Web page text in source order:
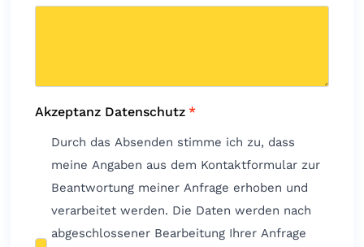
Akzeptanz Datenschutz *
Durch das Absenden stimme ich zu, dass
meine Angaben aus dem Kontaktformular zur
Beantwortung meiner Anfrage erhoben und
verarbeitet werden. Die Daten werden nach
abgeschlossener Bearbeitung Ihrer Anfrage